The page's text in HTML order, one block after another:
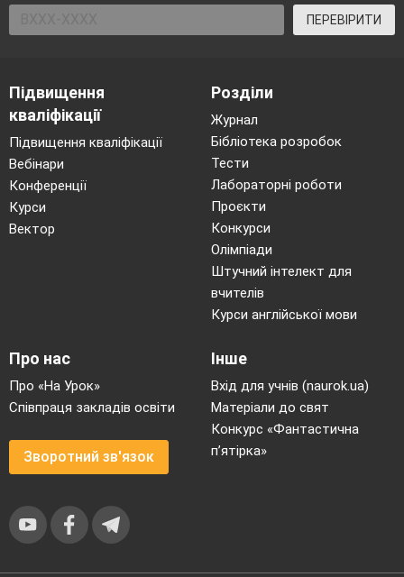
ПЕРЕВІРИТИ
Підвищення
кваліфікації
Підвищення кваліфікації
Вебінари
Конференції
Курси
Вектор
Розділи
Журнал
Бібліотека розробок
Тести
Лабораторні роботи
Проєкти
Конкурси
Олімпіади
Штучний інтелект для
вчителів
Курси англійської мови
Про нас
Про «На Урок»
Співпраця закладів освіти
Зворотний зв'язок
Інше
Вхід для учнів (naurok.ua)
Матеріали до свят
Конкурс «Фантастична
п’ятірка»